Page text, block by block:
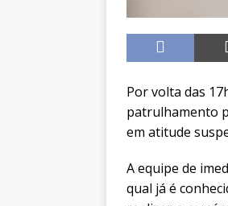
Por volta das
patrulhamento
em atitude
A equipe de
qual já é